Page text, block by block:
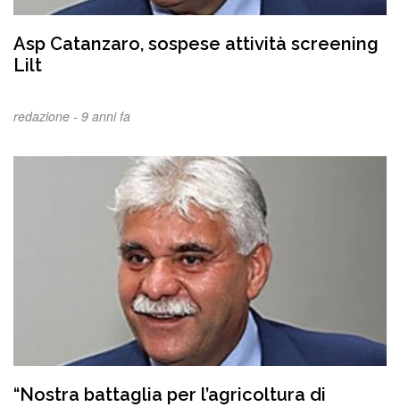
Asp Catanzaro, sospese attività screening
Lilt
redazione - 9 anni fa
“Nostra battaglia per l’agricoltura di